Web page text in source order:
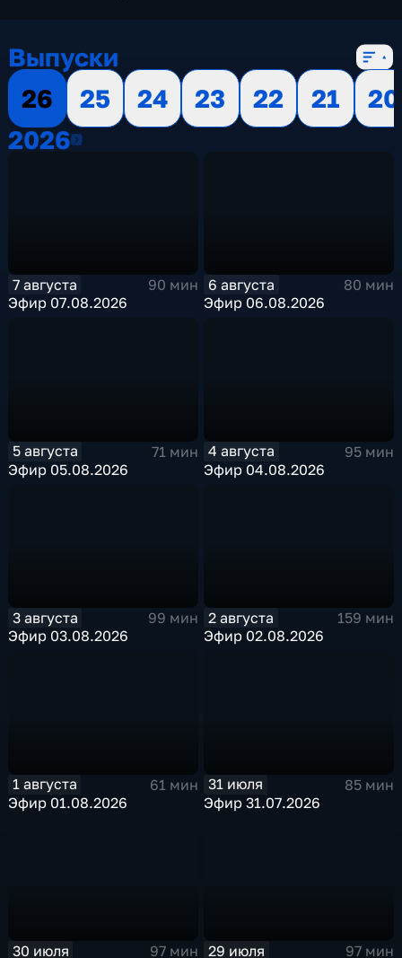
Выпуски
26
25 24 23 22 21
20
20262026
7 августа
90 мин
Эфир 07.08.2026
6 августа
80 мин
Эфир 06.08.2026
5 августа
71 мин
Эфир 05.08.2026
4 августа
95 мин
Эфир 04.08.2026
3 августа
99 мин
Эфир 03.08.2026
2 августа
159 мин
Эфир 02.08.2026
1 августа
61 мин
Эфир 01.08.2026
31 июля
85 мин
Эфир 31.07.2026
30 июля 97 мин 29 июля 97 мин